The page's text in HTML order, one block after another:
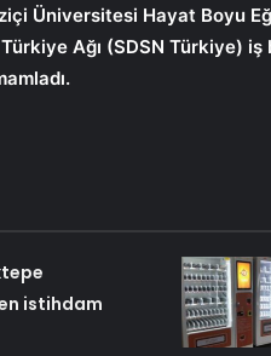
Üniversitesi Hayat Boyu
Ağı (SDSN Türkiye)
istihdam